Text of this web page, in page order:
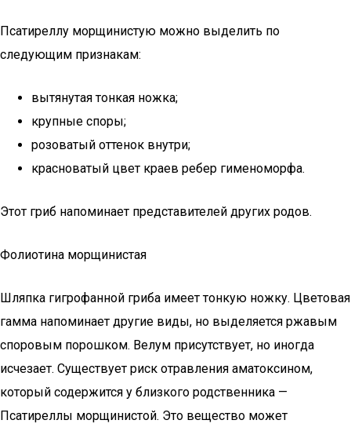
Псатиреллу морщинистую можно выделить по
следующим признакам:
вытянутая тонкая ножка;
крупные споры;
розоватый оттенок внутри;
красноватый цвет краев ребер гименоморфа.
Этот гриб напоминает представителей других родов.
Фолиотина морщинистая
Шляпка гигрофанной гриба имеет тонкую ножку. Цветовая
гамма напоминает другие виды, но выделяется ржавым
споровым порошком. Велум присутствует, но иногда
исчезает. Существует риск отравления аматоксином,
который содержится у близкого родственника —
Псатиреллы морщинистой. Это вещество может